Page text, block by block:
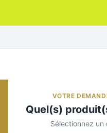
VOTRE
Quel(s)
Sélectionnez